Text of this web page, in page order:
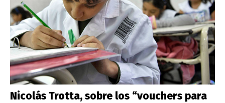
Nicolás Trotta, sobre los “vouchers para